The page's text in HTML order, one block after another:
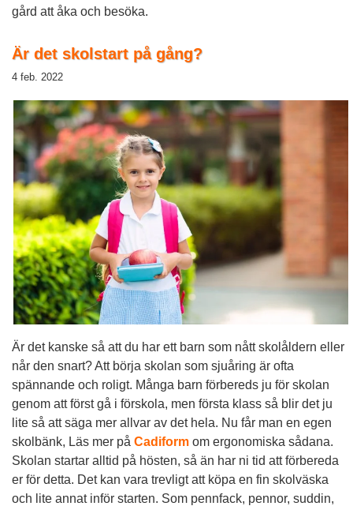
gård att åka och besöka.
Är det skolstart på gång?
4 feb. 2022
Är det kanske så att du har ett barn som nått skolåldern eller
når den snart? Att börja skolan som sjuåring är ofta
spännande och roligt. Många barn förbereds ju för skolan
genom att först gå i förskola, men första klass så blir det ju
lite så att säga mer allvar av det hela. Nu får man en egen
skolbänk, Läs mer på Cadiformom ergonomiska sådana.
Skolan startar alltid på hösten, så än har ni tid att förbereda
er för detta. Det kan vara trevligt att köpa en fin skolväska
och lite annat inför starten. Som pennfack, pennor, suddin,